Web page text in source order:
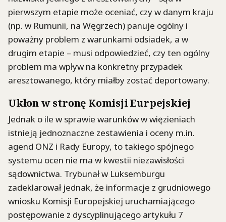
pierwszym etapie może oceniać, czy w danym kraju
(np. w Rumunii, na Węgrzech) panuje ogólny i
poważny problem z warunkami odsiadek, a w
drugim etapie – musi odpowiedzieć, czy ten ogólny
problem ma wpływ na konkretny przypadek
aresztowanego, który miałby zostać deportowany.
Ukłon w stronę Komisji Eurpejskiej
Jednak o ile w sprawie warunków w więzieniach
istnieją jednoznaczne zestawienia i oceny m.in.
agend ONZ i Rady Europy, to takiego spójnego
systemu ocen nie ma w kwestii niezawisłości
sądownictwa. Trybunał w Luksemburgu
zadeklarował jednak, że informacje z grudniowego
wniosku Komisji Europejskiej uruchamiającego
postępowanie z dyscyplinującego artykułu 7